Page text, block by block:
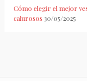
Cómo elegir el mejor
calurosos 30/05/2025